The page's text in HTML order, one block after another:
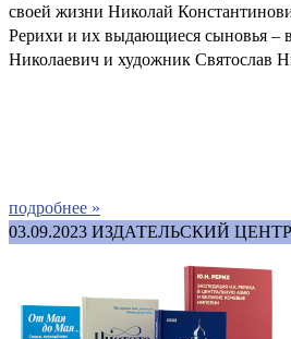
своей жизни Николай
Рерихи и их выдающиеся сыновья –
Николаевич и художник Святослав
подробнее »
03.09.2023 ИЗДАТЕЛЬСКИЙ